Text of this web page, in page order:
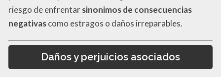
riesgo de enfrentarsinonimos de consecuencias
negativascomo estragos o daños irreparables.
Daños y perjuicios asociados